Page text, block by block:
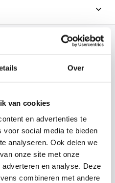
Over
van cookies
en advertenties te
voor social media te bieden
analyseren. Ook delen we
onze site met onze
en analyse. Deze
combineren met andere
of maat er niet
weten, dan
Stuur ons
hoe uw plant of
eruit ziet? We
sturen.